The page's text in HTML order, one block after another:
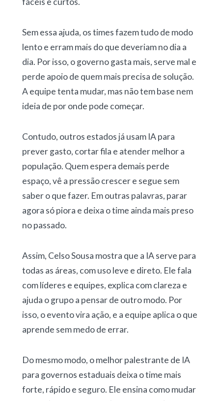
Sem essa ajuda, os times fazem tudo de modo
lento e erram mais do que deveriam no dia a
dia. Por isso, o governo gasta mais, serve mal e
perde apoio de quem mais precisa de solução.
A equipe tenta mudar, mas não tem base nem
ideia de por onde pode começar.
Contudo, outros estados já usam IA para
prever gasto, cortar fila e atender melhor a
população. Quem espera demais perde
espaço, vê a pressão crescer e segue sem
saber o que fazer. Em outras palavras, parar
agora só piora e deixa o time ainda mais preso
no passado.
Assim, Celso Sousa mostra que a IA serve para
todas as áreas, com uso leve e direto. Ele fala
com líderes e equipes, explica com clareza e
ajuda o grupo a pensar de outro modo. Por
isso, o evento vira ação, e a equipe aplica o que
aprende sem medo de errar.
Do mesmo modo, o melhor palestrante de IA
para governos estaduais deixa o time mais
forte, rápido e seguro. Ele ensina como mudar